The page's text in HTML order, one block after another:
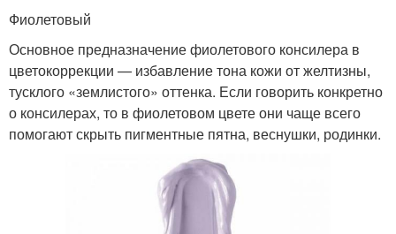
Фиолетовый
Основное предназначение фиолетового консилера в
цветокоррекции — избавление тона кожи от желтизны,
тусклого «землистого» оттенка. Если говорить конкретно
о консилерах, то в фиолетовом цвете они чаще всего
помогают скрыть пигментные пятна, веснушки, родинки.